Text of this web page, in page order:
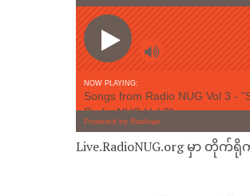
Live.RadioNUG.org မှာ တိုက်ရို